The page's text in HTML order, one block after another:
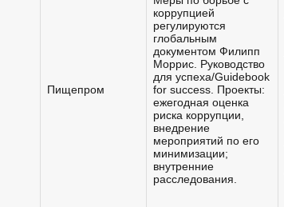
Пищепром
коррупцией
регулируются
глобальным
документом Филипп
Моррис. Руководство
для успеха/Guidebook
for success. Проекты:
ежегодная оценка
риска коррупции,
внедрение
мероприятий по его
минимизации;
внутренние
расследования.